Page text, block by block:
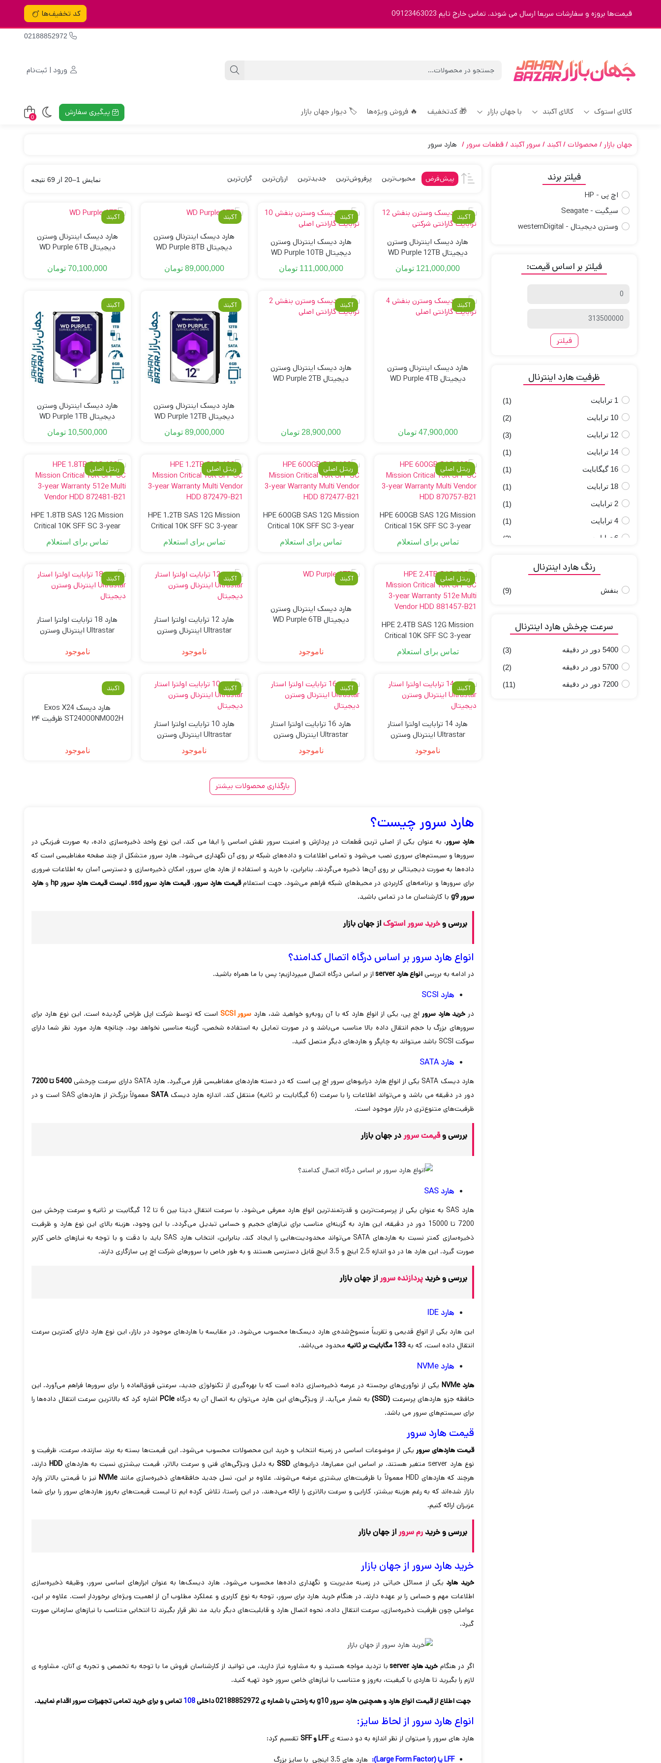
قیمت‌ها بروزه و سفارشات سریعا ارسال می شوند. تماس خارج تایم 09123463023 کد تخفیف‌ها
ورود | ثبت‌نام
کالای استوک کالای آکبند با جهان بازار 🎁 کدتخفیف 🔥 فروش ویژه‌ها 🏷️ دیوار جهان بازار پیگیری سفارش 0
جهان بازار محصولات آکبند سرور آکبند قطعات سرور هارد سرور
پیش‌فرض محبوب‌ترین پرفروش‌ترین جدیدترین ارزان‌ترین گران‌ترین نمایش 1–20 از 69 نتیجه
آکبند
هارد دیسک اینترنال وسترن
دیجیتال WD Purple 12TB
ظرفیت 12 ترابایت گارانتی اصلی121,000,000 تومان
آکبند
هارد دیسک اینترنال وسترن
دیجیتال WD Purple 10TB
ظرفیت 10 ترابایت گارانتی اصلی111,000,000 تومان
آکبند
هارد دیسک اینترنال وسترن
دیجیتال WD Purple 8TB
89,000,000 تومان
آکبند
هارد دیسک اینترنال وسترن
دیجیتال WD Purple 6TB
70,100,000 تومان
آکبند
هارد دیسک اینترنال وسترن
دیجیتال WD Purple 4TB
47,900,000 تومان
آکبند
هارد دیسک اینترنال وسترن
دیجیتال WD Purple 2TB
28,900,000 تومان
آکبند
هارد دیسک اینترنال وسترن
دیجیتال WD Purple 12TB
ظرفیت 12 ترابایت گارانتی شرکتی89,000,000 تومان
آکبند
هارد دیسک اینترنال وسترن
دیجیتال WD Purple 1TB
ظرفیت 1 ترابایت گارانتی شرکتی10,500,000 تومان
ریتل اصلی
HPE 600GB SAS 12G Mission
Critical 15K SFF SC 3-year
Warranty Multi Vendor HDD
870757-B21
تماس برای استعلام
ریتل اصلی
HPE 600GB SAS 12G Mission
Critical 10K SFF SC 3-year
Warranty Multi Vendor HDD
872477-B21
تماس برای استعلام
ریتل اصلی
HPE 1.2TB SAS 12G Mission
Critical 10K SFF SC 3-year
Warranty Multi Vendor HDD
872479-B21
تماس برای استعلام
ریتل اصلی
HPE 1.8TB SAS 12G Mission
Critical 10K SFF SC 3-year
Warranty 512e Multi Vendor
HDD 872481-B21
تماس برای استعلام
ریتل اصلی
HPE 2.4TB SAS 12G Mission
Critical 10K SFF SC 3-year
Warranty 512e Multi Vendor
HDD 881457-B21
تماس برای استعلام
آکبند
هارد دیسک اینترنال وسترن
دیجیتال WD Purple 6TB
ناموجود
آکبند
هارد 12 ترابایت اولترا استار
Ultrastar اینترنال وسترن
ناموجود
آکبند
هارد 18 ترابایت اولترا استار
Ultrastar اینترنال وسترن
ناموجود
آکبند
هارد 14 ترابایت اولترا استار
Ultrastar اینترنال وسترن
دیجیتال
ناموجود
آکبند
هارد 16 ترابایت اولترا استار
Ultrastar اینترنال وسترن
دیجیتال
ناموجود
آکبند
هارد 10 ترابایت اولترا استار
Ultrastar اینترنال وسترن
دیجیتال
ناموجود
اکبند
هارد دیسک Exos X24
ST24000NM002H ظرفیت ۲۴
ناموجود
2
3
4
بارگذاری محصولات بیشتر
هارد سرور چیست؟
هارد سرور، به عنوان یکی از اصلی ترین قطعات در پردازش و امنیت سرور نقش اساسی را ایفا می کند. این نوع واحد ذخیره‌سازی داده، به صورت فیزیکی در
سرورها و سیستم‌های سروری نصب می‌شود و تمامی اطلاعات و داده‌های شبکه بر روی آن نگهداری می‌شود. هارد سرور متشکل از چند صفحه مغناطیسی است که
داده‌ها به صورت دیجیتالی بر روی آن‌ها ذخیره می‌گردند. بنابراین، با خرید و استفاده از هارد های سرور، امکان ذخیره‌سازی و دسترسی آسان به اطلاعات ضروری
برای سرورها و برنامه‌های کاربردی در محیط‌های شبکه فراهم می‌شود. جهت استعلامقیمت هارد سرور،قیمت هارد سرور ssd ، لیست قیمت هارد سرور hp وهارد
سرور g9
با کارشناسان ما در تماس باشید.
بررسی وخرید سرور استوکاز جهان بازار
انواع هارد سرور بر اساس درگاه اتصال کدامند؟
در ادامه به بررسیانواع هارد server از بر اساس درگاه اتصال میپردازیم؛ پس با ما همراه باشید.
هارد SCSI
درخرید هارد سروراچ پی، یکی از انواع هارد که با آن روبه‌رو خواهید شد، هاردسرور SCSI
است که توسط شرکت اپل طراحی گردیده است. این نوع هارد برای
سرورهای بزرگ با حجم انتقال داده بالا مناسب می‌باشد و در صورت تمایل به استفاده شخصی، گزینه مناسبی نخواهد بود. چنانچه هارد مورد نظر شما دارای
سوکت SCSI باشد میتواند به چاپگر و هاردهای دیگر متصل کنید.
هارد SATA
هارد دیسک SATA یکی از انواع هارد درایوهای سرور اچ پی است که در دسته هاردهای مغناطیسی قرار می‌گیرد. هارد SATA دارای سرعت چرخشی
5400 تا 7200
دور در دقیقه می باشد و می‌تواند اطلاعات را با سرعت (6 گیگابایت بر ثانیه) منتقل کند. اندازه هارد دیسک
SATA
معمولاً بزرگ‌تر از هاردهای SAS است و در
ظرفیت‌های متنوع‌تری در بازار موجود است.
بررسی وقیمت سرور در جهان بازار
هارد SAS
هارد SAS به عنوان یکی از پرسرعت‌ترین و قدرتمندترین انواع هارد معرفی می‌شود. با سرعت انتقال دیتا بین 6 تا 12 گیگابیت بر ثانیه و سرعت چرخش بین
7200 تا 15000 دور در دقیقه، این هارد به گزینه‌ای مناسب برای نیازهای حجیم و حساس تبدیل می‌گردد. با این وجود، هزینه بالای این نوع هارد و ظرفیت
ذخیره‌سازی کمتر نسبت به هاردهای SATA می‌تواند محدودیت‌هایی را ایجاد کند. بنابراین، انتخاب هارد SAS باید با دقت و با توجه به نیازهای خاص کاربر
صورت گیرد. این هارد ها در دو اندازه 2.5 اینچ و 3.5 اینچ قابل دسترسی هستند و به طور خاص با سرورهای شرکت اچ پی سازگاری دارند.
بررسی و خریدپردازنده سرور از جهان بازار
هارد IDE
این هارد یکی از انواع قدیمی و تقریباً منسوخ‌شده‌ی هارد دیسک‌ها محسوب می‌شود. در مقایسه با هاردهای موجود در بازار، این نوع هارد دارای کمترین سرعت
انتقال داده است، که به133 مگابایت بر ثانیه محدود می‌باشد.
هارد NVMe
هارد NVMe
یکی از نوآوری‌های برجسته در عرصه ذخیره‌سازی داده است که با بهره‌گیری از تکنولوژی جدید، سرعتی فوق‌العاده را برای سرورها فراهم می‌آورد. این
حافظه جزو هاردهای پرسرعت (SSD) به شمار می‌آید. از ویژگی‌های این هارد می‌توان به اتصال آن به درگاهPCIe اشاره کرد که بالاترین سرعت انتقال داده‌ها را
برای سیستم‌های سرور می باشد.
قیمت هارد سرور
قیمت هاردهای سرور یکی از موضوعات اساسی در زمینه انتخاب و خرید این محصولات محسوب می‌شود. این قیمت‌ها بسته به برند سازنده، سرعت، ظرفیت و
نوع هارد server متغیر هستند. بر اساس این معیارها، درایوهای
SSDبه دلیل ویژگی‌های فنی و سرعت بالاتر، قیمت بیشتری نسبت به هاردهایHDD دارند،
هرچند که هاردهای HDD معمولاً با ظرفیت‌های بیشتری عرضه می‌شوند. علاوه بر این، نسل جدید حافظه‌های ذخیره‌سازی مانند
NVMe نیز با قیمتی بالاتر وارد
بازار شده‌اند که به رغم هزینه بیشتر، کارایی و سرعت بالاتری را ارائه می‌دهند. در این راستا، تلاش کرده ایم تا لیست قیمت‌های به‌روز هاردهای سرور را برای شما
عزیزان ارائه کنیم.
بررسی و خریدرم سرور از جهان بازار
خرید هارد سرور از جهان بازار
خرید هارد یکی از مسائل حیاتی در زمینه مدیریت و نگهداری داده‌ها محسوب می‌شود. هارد دیسک‌ها به عنوان ابزارهای اساسی سرور، وظیفه ذخیره‌سازی
اطلاعات مهم و حساس را بر عهده دارند. در هنگام خرید هارد برای سرور، توجه به نوع کاربری و عملکرد مطلوب آن از اهمیت ویژه‌ای برخوردار است. علاوه بر این،
عواملی چون ظرفیت ذخیره‌سازی، سرعت انتقال داده، نحوه اتصال هارد و قابلیت‌های دیگر باید مد نظر قرار بگیرند تا انتخابی متناسب با نیازهای سازمانی صورت
گیرد.
اگر در هنگام خرید هارد server
با تردید مواجه هستید و به مشاوره نیاز دارید، می توانید از کارشناسان فروش ما با توجه به تخصص و تجربه ی آنان، مشاوره ی
لازم را بگیرید تا هاردی با کیفیت، به‌روز و متناسب با نیازهای خاص سرور خود تهیه کنید.
جهت اطلاع از قیمت انواع هارد و همچنین هارد سرور g10 به راحتی با شماره ی 02188852972 داخلی108 تماس و برای خرید تمامی تجهیزات سرور اقدام نمایید.
انواع هارد سرور از لحاظ سایز:
هارد های سرور را میتوان از نظر اندازه به دو دسته یLFF و SFF تقسیم کرد:
LFF یا (Large Form Factor): هارد های 3.5 اینچی با سایز بزرگ
فیلتر برند
اچ پی - HP
سیگیت - Seagate
وسترن دیجیتال - westernDigital
فیلتر بر اساس قیمت:
فیلتر
ظرفیت هارد اینترنال
1 ترابایت
(1)
10 ترابایت
(2)
12 ترابایت
(3)
14 ترابایت
(1)
16 گیگابایت
(1)
18 ترابایت
(1)
2 ترابایت
(1)
4 ترابایت
(1)
6 ترابایت
(3)
رنگ هارد اینترنال
بنفش (9)
سرعت چرخش هارد اینترنال
5400 دور در دقیقه
(3)
5700 دور در دقیقه
(2)
7200 دور در دقیقه
(11)